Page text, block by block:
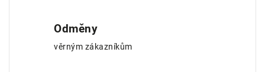
Odměny
věrným zákazníkům